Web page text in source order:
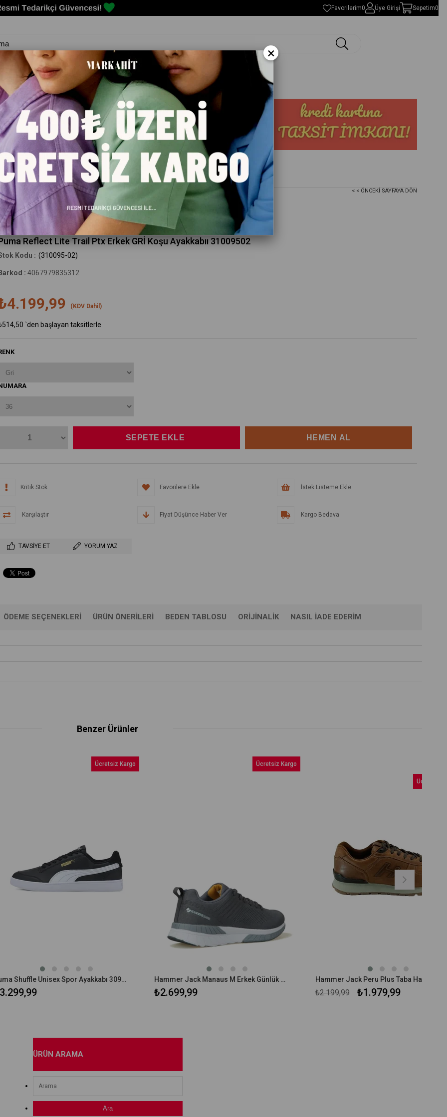
Favorilerim0 Üye Girişi Sepetim0
Erkek Kadın Çocuk Spor Malzemeleri Markalar Blog
PTX ERKEK GRİ KOŞU AYAKKABII 31009502
< < ÖNCEKI SAYFAYA DÖN
Puma
Reflect Lite Trail Ptx Erkek GRİ Koşu Ayakkabıı 31009502
(310095-02)
Barkod : 4067979835312
(KDV Dahil)
`den başlayan taksitlerle
Kritik Stok Favorilere Ekle İstek Listeme Ekle
Karşılaştır Fiyat Düşünce Haber Ver Kargo Bedava
TAVSIYE ET YORUM YAZ
ÖDEME SEÇENEKLERI ÜRÜN ÖNERILERI BEDEN TABLOSU ORIJINALIK NASIL İADE EDERIM
Benzer Ürünler
Puma Shuffle Unisex Spor Ayakkabı 309668-04
Ücretsiz Kargo
Hammer Jack Manaus M Erkek Günlük Snekear Ayakkabı
₺2.699,99
Ücretsiz Kargo
Hammer Jack Peru Plus Taba Hakiki Deri Erkek Ayakkabı 102 19250P-M
₺1.979,99
İndirim
%10İndirim
Ücretsiz Kargo
ÜRÜN ARAMA
Ara
×